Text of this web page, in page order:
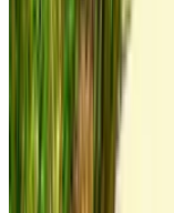
MAD 36,000
/ mo.
6000 km
luchthaven Agadir,
luchthaven Agadir,